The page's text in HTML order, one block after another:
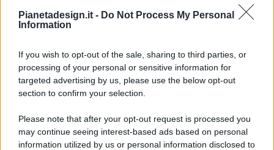
Pianetadesign.it - Do Not Process My Personal
Information
If you wish to opt-out of the sale, sharing to third parties, or
processing of your personal or sensitive information for
targeted advertising by us, please use the below opt-out
section to confirm your selection.
Please note that after your opt-out request is processed you
may continue seeing interest-based ads based on personal
information utilized by us or personal information disclosed to
© 2026 - Pianeta Design - P.IVA 04827280654 - Testata
Registrata Al Tribunale Di Nocera Inferiore N. 8/2020 - RG N.
ISCRIZIONE AL ROC N. 35792 – ISCRITTA ALL’ANSO
(ASSOCIAZIONE NAZIONALE STAMPA ONLINE)